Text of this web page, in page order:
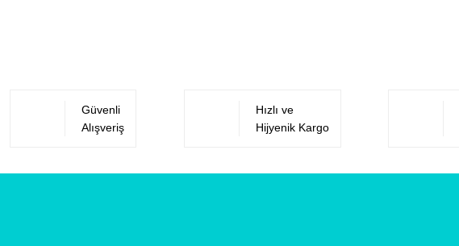
Güvenli
Alışveriş
Hızlı ve
Hijyenik Kargo